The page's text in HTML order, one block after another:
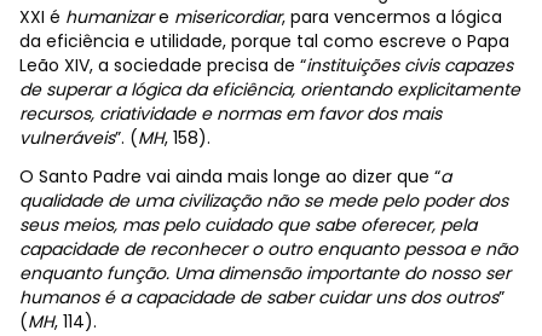
XXI é humanizare misericordiar, para vencermos a lógica
da eficiência e utilidade, porque tal como escreve o Papa
Leão XIV, a sociedade precisa de “instituições civis capazes
de superar a lógica da eficiência, orientando explicitamente
recursos, criatividade e normas em favor dos mais
vulneráveis”. (MH, 158).
O Santo Padre vai ainda mais longe ao dizer que “a
qualidade de uma civilização não se mede pelo poder dos
seus meios, mas pelo cuidado que sabe oferecer, pela
capacidade de reconhecer o outro enquanto pessoa e não
enquanto função. Uma dimensão importante do nosso ser
humanos é a capacidade de saber cuidar uns dos outros”
(MH, 114).